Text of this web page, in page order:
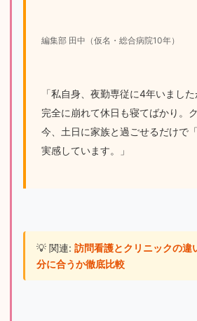
編集部 田中（仮名・総合病院10年）
「私自身、夜勤専従に4年いまし
完全に崩れて休日も寝てばかり。
今、土日に家族と過ごせるだけで
実感しています。」
💡 関連: 訪問看護とクリニックの違
分に合うか徹底比較